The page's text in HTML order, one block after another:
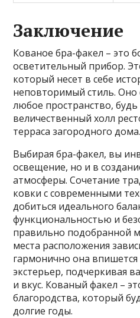
Заключение
Кованое бра-факел – это
осветительный прибор.
который несет в себе
неповторимый стиль. Оно
любое пространство, будь
величественный холл
терраса загородного дома.
Выбирая бра-факел, вы
освещение, но и в
атмосферы. Сочетание
ковки с современными
добиться идеального
функциональностью и
правильно подобранной
места расположения
гармонично она
экстерьер, подчеркивая
и вкус. Кованый факел –
благородства, который
долгие годы.